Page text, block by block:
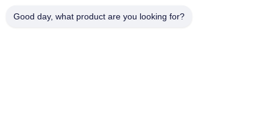
Visita A La Fábrica
Good day, what product are you looking for?